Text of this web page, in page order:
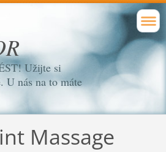
Užijte si
U nás na to máte
Massage